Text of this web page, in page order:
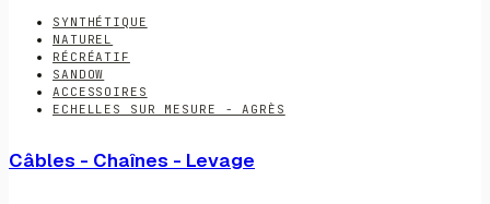
SYNTHÉTIQUE
NATUREL
RÉCRÉATIF
SANDOW
ACCESSOIRES
ECHELLES SUR MESURE - AGRÈS
Câbles - Chaînes - Levage